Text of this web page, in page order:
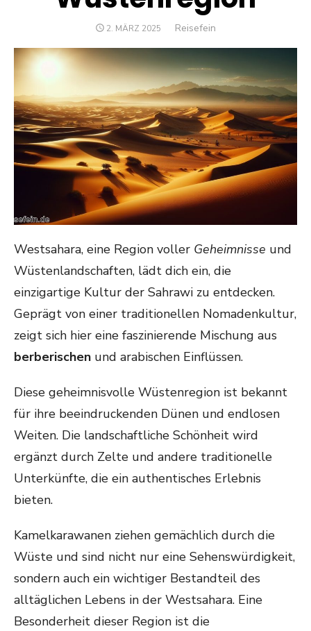
POSTED
2. MÄRZ 2025 Author
Reisefein
West­sahara, eine Region voller Geheimnisse und
Wüstenlandschaften, lädt dich ein, die
einzigartige Kultur der Sahrawi zu entdecken.
Geprägt von einer traditionellen Nomadenkultur,
zeigt sich hier eine faszinierende Mischung aus
berberischen und arabischen Einflüssen.
Diese geheimnisvolle Wüstenregion ist bekannt
für ihre beeindruckenden Dünen und endlosen
Weiten. Die landschaftliche Schönheit wird
ergänzt durch Zelte und andere traditionelle
Unterkünfte, die ein authentisches Erlebnis
bieten.
Kamelkarawanen ziehen gemächlich durch die
Wüste und sind nicht nur eine Sehenswürdigkeit,
sondern auch ein wichtiger Bestandteil des
alltäglichen Lebens in der Westsahara. Eine
Besonderheit dieser Region ist die